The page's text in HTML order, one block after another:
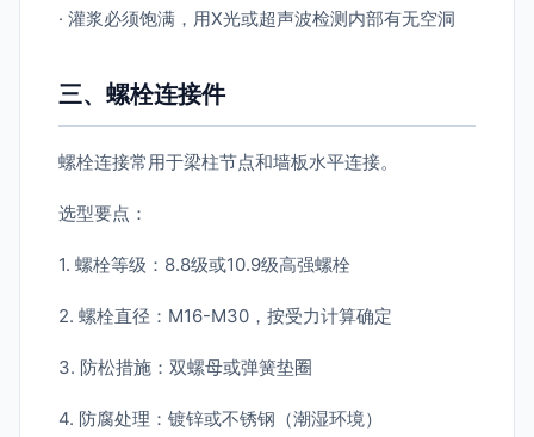
· 灌浆必须饱满，用X光或超声波检测内部有无空洞
三、螺栓连接件
螺栓连接常用于梁柱节点和墙板水平连接。
选型要点：
1. 螺栓等级：8.8级或10.9级高强螺栓
2. 螺栓直径：M16-M30，按受力计算确定
3. 防松措施：双螺母或弹簧垫圈
4. 防腐处理：镀锌或不锈钢（潮湿环境）